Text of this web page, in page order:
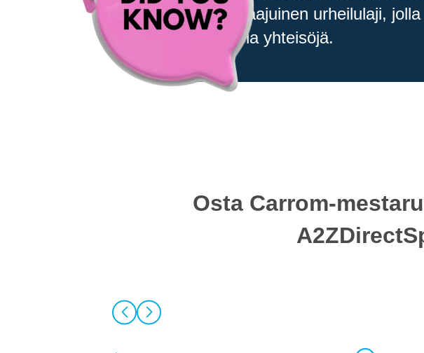
maailmanlaajuinen urheilulaji,
intohimoisia yhteisöjä.
Osta Carrom-